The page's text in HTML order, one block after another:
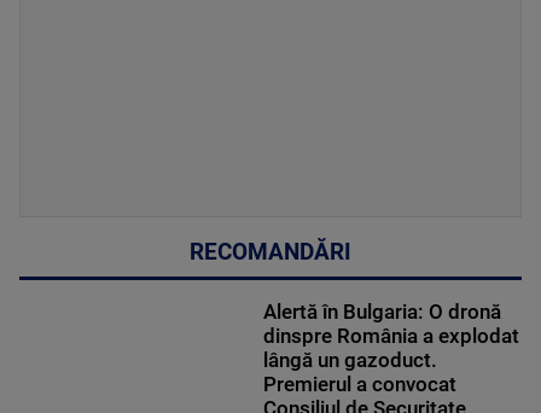
RECOMANDĂRI
Alertă în Bulgaria: O dronă
dinspre România a explodat
lângă un gazoduct.
Premierul a convocat